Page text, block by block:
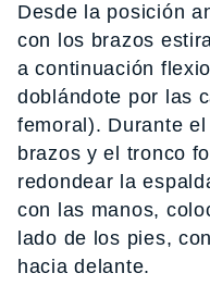
Desde la posición
con los brazos
a continuación
doblándote por las
femoral). Durante
brazos y el tronco
redondear la
con las manos,
lado de los pies,
hacia delante.